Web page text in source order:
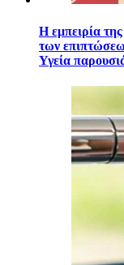
Η εμπειρία
των
Υγεία